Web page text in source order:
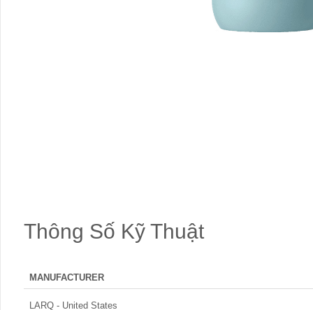
Thông Số Kỹ Thuật
MANUFACTURER
LARQ - United States